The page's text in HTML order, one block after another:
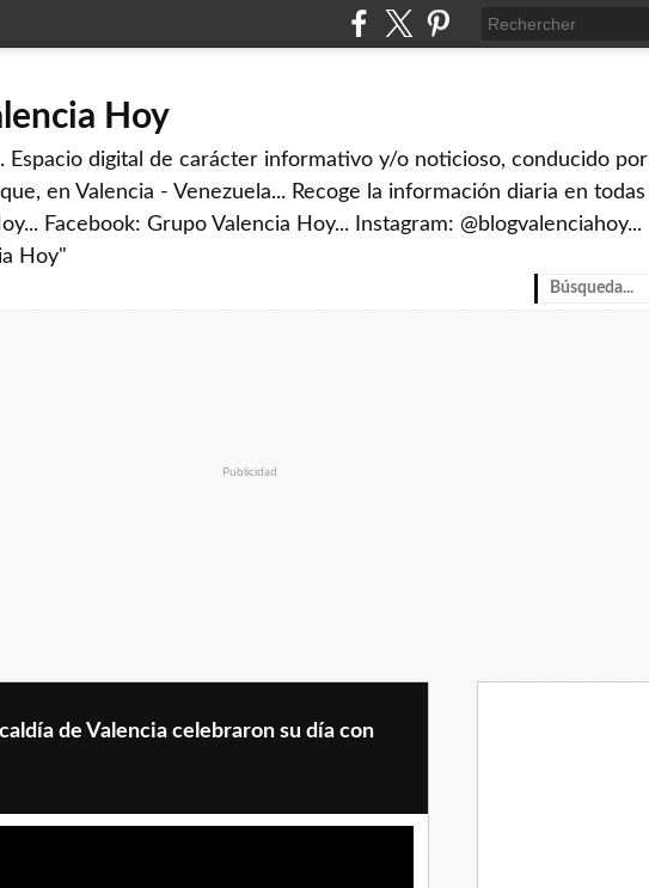
Hoy
Espacio digital de carácter informativo y/o noticioso, conducido por
en Valencia - Venezuela... Recoge la información diaria en todas
Facebook: Grupo Valencia Hoy... Instagram: @blogvalenciahoy...
Hoy"
Publicidad
de Valencia celebraron su día con